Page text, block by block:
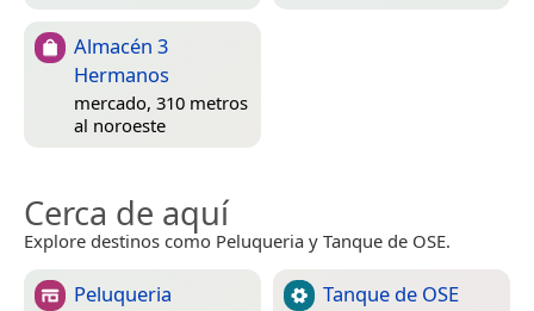
Almacén 3
Hermanos
mercado, 310 metros
al noroeste
Cerca de aquí
Explore destinos como Peluqueria y Tanque de OSE.
Peluqueria Tanque de OSE